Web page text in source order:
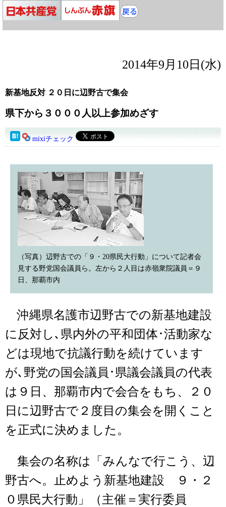
2014年9月10日(水)
新基地反対 ２０日に辺野古で集会
県下から３０００人以上参加めざす
mixiチェック
（写真）辺野古での「９・20県民大行動」について記者会
見する野党国会議員ら。左から２人目は赤嶺衆院議員＝９
日、那覇市内
沖縄県名護市辺野古での新基地建設
に反対し､県内外の平和団体･活動家な
どは現地で抗議行動を続けています
が､野党の国会議員･県議会議員の代表
は９日、那覇市内で会合をもち、２０
日に辺野古で２度目の集会を開くこと
を正式に決めました。
集会の名称は「みんなで行こう、辺
野古へ。止めよう新基地建設 ９・２
０県民大行動」（主催＝実行委員